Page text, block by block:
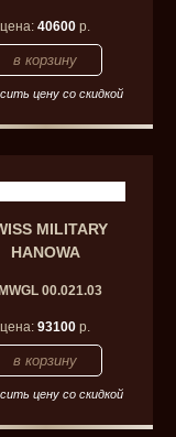
цена:40600 р.
цену со скидкой
MILITARY
HANOWA
00.021.03
цена:93100 р.
цену со скидкой